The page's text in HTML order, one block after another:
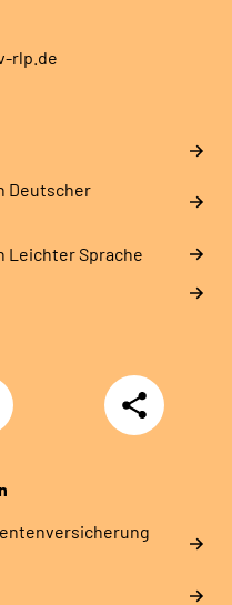
rlp.de
Deutscher
Leichter Sprache
Teilen